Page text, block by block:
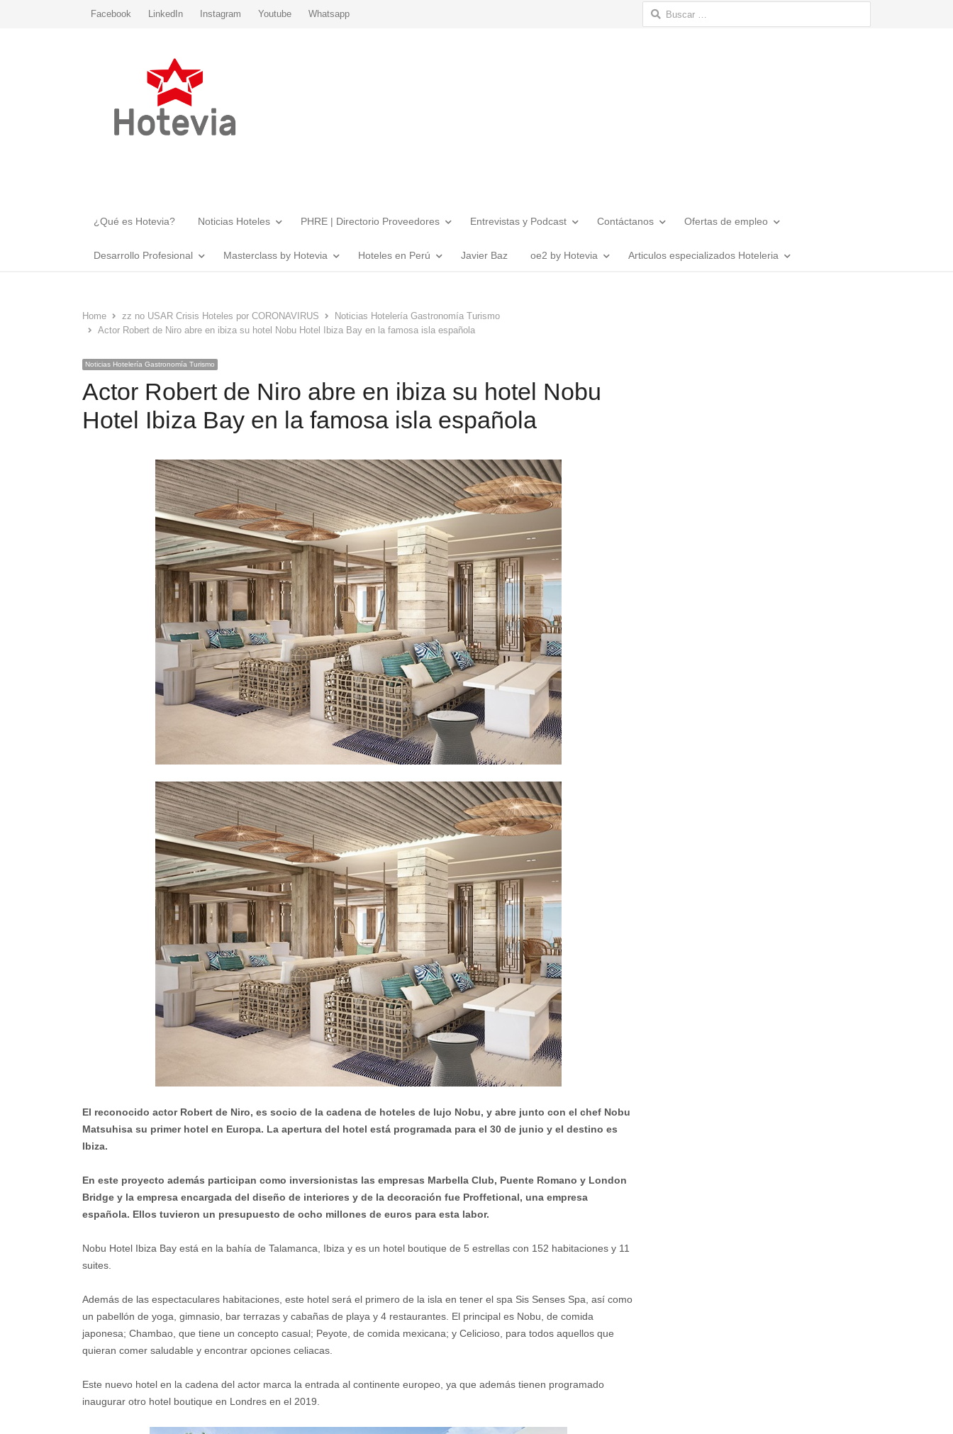
Facebook LinkedIn Instagram Youtube Whatsapp Buscar:
¿Qué es Hotevia? Noticias Hoteles PHRE | Directorio Proveedores Entrevistas y Podcast Contáctanos Ofertas de empleo
Desarrollo Profesional Masterclass by Hotevia Hoteles en Perú Javier Baz oe2 by Hotevia Articulos especializados Hoteleria
Home zz no USAR Crisis Hoteles por CORONAVIRUS
Noticias Hotelería Gastronomía Turismo
Actor Robert de Niro abre en ibiza su hotel Nobu Hotel Ibiza Bay en la famosa isla española
Noticias Hotelería Gastronomía Turismo
Actor Robert de Niro abre en ibiza su hotel Nobu
Hotel Ibiza Bay en la famosa isla española
El reconocido actor Robert de Niro, es socio de la cadena de hoteles de lujo Nobu, y abre junto con el chef Nobu
Matsuhisa su primer hotel en Europa. La apertura del hotel está programada para el 30 de junio y el destino es
Ibiza.
En este proyecto además participan como inversionistas las empresas Marbella Club, Puente Romano y London
Bridge y la empresa encargada del diseño de interiores y de la decoración fue Proffetional, una empresa
española. Ellos tuvieron un presupuesto de ocho millones de euros para esta labor.
Nobu Hotel Ibiza Bay está en la bahía de Talamanca, Ibiza y es un hotel boutique de 5 estrellas con 152 habitaciones y 11
suites.
Además de las espectaculares habitaciones, este hotel será el primero de la isla en tener el spa Sis Senses Spa, así como
un pabellón de yoga, gimnasio, bar terrazas y cabañas de playa y 4 restaurantes. El principal es Nobu, de comida
japonesa; Chambao, que tiene un concepto casual; Peyote, de comida mexicana; y Celicioso, para todos aquellos que
quieran comer saludable y encontrar opciones celiacas.
Este nuevo hotel en la cadena del actor marca la entrada al continente europeo, ya que además tienen programado
inaugurar otro hotel boutique en Londres en el 2019.